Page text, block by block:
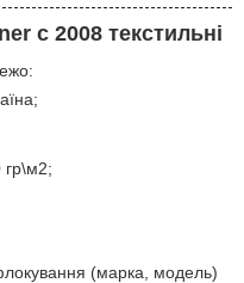
с 2008 текстильні
гр\м2;
(марка, модель)